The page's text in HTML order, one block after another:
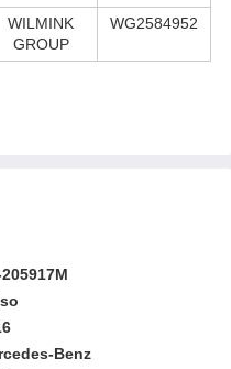
WILMINK
GROUP
WG2584952
Benz